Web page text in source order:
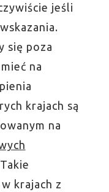
jeśli
się poza
na
krajach są
na
krajach z